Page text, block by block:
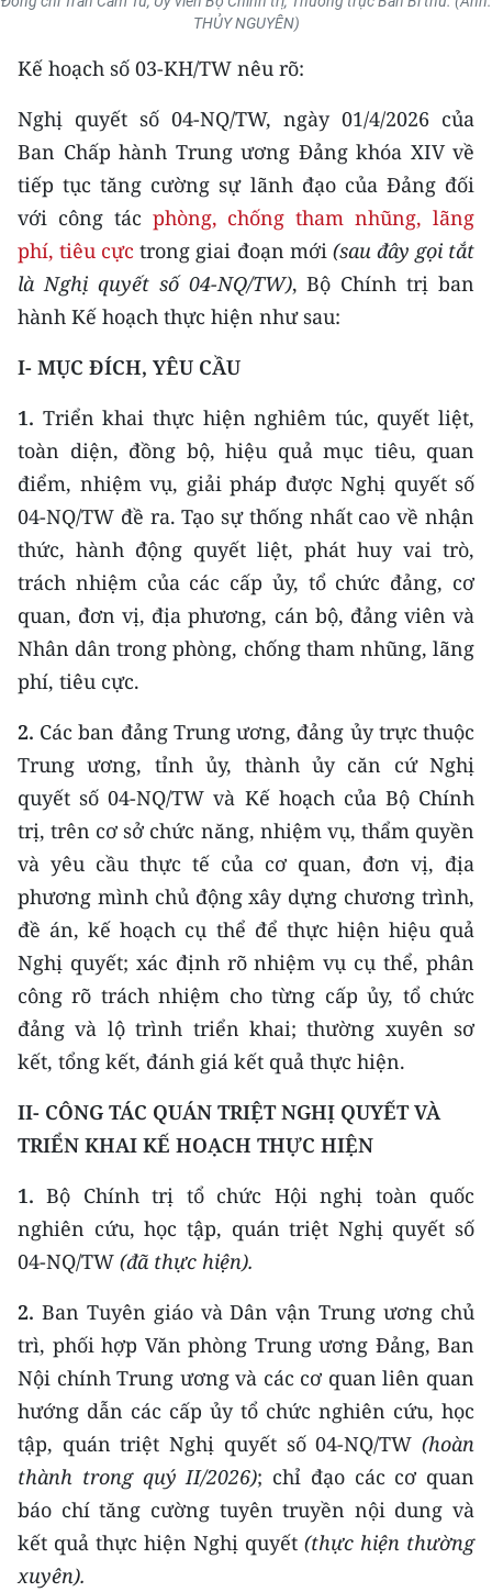
54 DÂN TỘC VIỆT NAM
CHƯƠNG TRÌNH OCOP - MỖI XÃ
RADIO
MEDIA CENTER
E-Magazine
Video
Media Chính trị
Media Kinh tế
Media Văn hóa
Media Xã hội
Media Pháp luật
Media Du lịch
Media Thế giới
Media Giáo dục
Media Y tế
Media Khoa học - Công nghệ
Media Môi trường
Ảnh
Infographic
TIN MỚI
TIN ĐỊA PHƯƠNG
Đồng bằng sông Hồng
Bắc Trung Bộ
Duyên hải Nam Trung Bộ và Tây
Nguyên
Đông Nam Bộ
Đồng bằng sông Cửu Long
Chuyên trang Hà Nội
Chuyên trang TP. Hồ Chí Minh
THỦY NGUYÊN)
Kế hoạch số 03-KH/TW nêu rõ:
Nghị quyết số 04-NQ/TW, ngày 01/4/2026 của
Ban Chấp hành Trung ương Đảng khóa XIV về
tiếp tục tăng cường sự lãnh đạo của Đảng đối
với công tác phòng, chống tham nhũng, lãng
phí, tiêu cực trong giai đoạn mới (sau đây gọi tắt
là Nghị quyếtsố 04-NQ/TW), Bộ Chính trị ban
hành Kế hoạch thực hiện như sau:
I- MỤC ĐÍCH, YÊU CẦU
1. Triển khai thực hiện nghiêm túc, quyết liệt,
toàn diện, đồng bộ, hiệu quả mục tiêu, quan
điểm, nhiệm vụ, giải pháp được Nghị quyết số
04-NQ/TW đề ra. Tạo sự thống nhất cao về nhận
thức, hành động quyết liệt, phát huy vai trò,
trách nhiệm của các cấp ủy, tổ chức đảng, cơ
quan, đơn vị, địa phương, cán bộ, đảng viên và
Nhân dân trong phòng, chống tham nhũng, lãng
phí, tiêu cực.
2. Các ban đảng Trung ương, đảng ủy trực thuộc
Trung ương, tỉnh ủy, thành ủy căn cứ Nghị
quyết số 04-NQ/TW và Kế hoạch của Bộ Chính
trị, trên cơ sở chức năng, nhiệm vụ, thẩm quyền
và yêu cầu thực tế của cơ quan, đơn vị, địa
phương mình chủ động xây dựng chương trình,
đề án, kế hoạch cụ thể để thực hiện hiệu quả
Nghị quyết; xác định rõ nhiệm vụ cụ thể, phân
công rõ trách nhiệm cho từng cấp ủy, tổ chức
đảng và lộ trình triển khai; thường xuyên sơ
kết, tổng kết, đánh giá kết quả thực hiện.
II- CÔNG TÁC QUÁN TRIỆT NGHỊ QUYẾT VÀ
TRIỂN KHAI KẾ HOẠCH THỰC HIỆN
1.Bộ Chính trị tổ chức Hội nghị toàn quốc
nghiên cứu, học tập, quán triệt Nghị quyết số
04-NQ/TW (đã thực hiện).
2. Ban Tuyên giáo và Dân vận Trung ương chủ
trì, phối hợp Văn phòng Trung ương Đảng, Ban
Nội chính Trung ương và các cơ quan liên quan
hướng dẫn các cấp ủy tổ chức nghiên cứu, học
tập, quán triệt Nghị quyết số 04-NQ/TW (hoàn
thành trong quý II/2026); chỉ đạo các cơ quan
báo chí tăng cường tuyên truyền nội dung và
kết quả thực hiện Nghị quyết (thực hiện thường
xuyên).